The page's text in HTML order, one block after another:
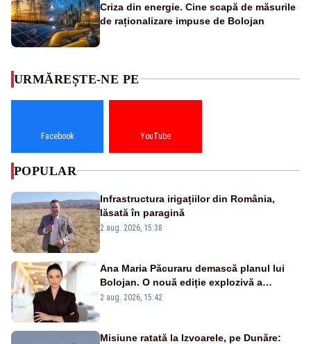
Criza din energie. Cine scapă de măsurile
de raționalizare impuse de Bolojan
URMĂREȘTE-NE PE
Facebook YouTube
POPULAR
Infrastructura irigațiilor din România,
lăsată în paragină
2 aug. 2026, 15:38
Ana Maria Păcuraru demască planul lui
Bolojan. O nouă ediție explozivă a
emisiunii „Miza Zilei” la Realitatea PLUS
2 aug. 2026, 15:42
Misiune ratată la Izvoarele, pe Dunăre: